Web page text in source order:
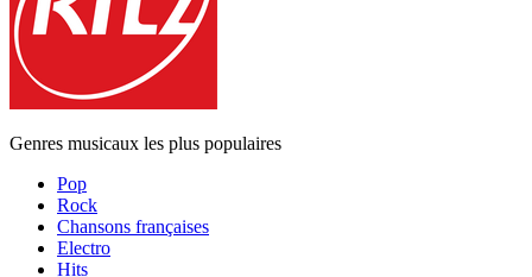
Genres musicaux les plus populaires
Pop
Rock
Chansons françaises
Electro
Hits